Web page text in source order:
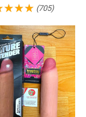
(705)